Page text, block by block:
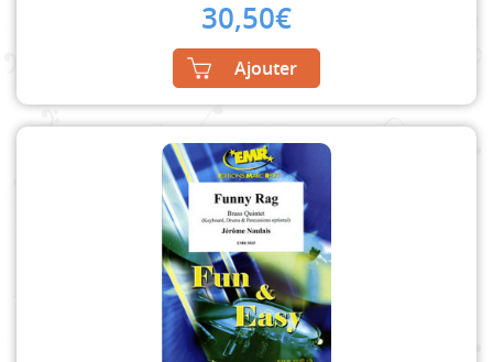
30,50€
Ajouter